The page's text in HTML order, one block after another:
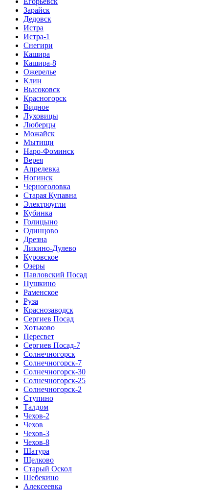
Зарайск
Дедовск
Истра
Истра-1
Снегири
Кашира
Кашира-8
Ожерелье
Клин
Высоковск
Красногорск
Видное
Луховицы
Люберцы
Можайск
Мытищи
Наро-Фоминск
Верея
Апрелевка
Ногинск
Черноголовка
Старая Купавна
Электроугли
Кубинка
Голицыно
Одинцово
Дрезна
Ликино-Дулево
Куровское
Озеры
Павловский Посад
Пушкино
Раменское
Руза
Краснозаводск
Сергиев Посад
Хотьково
Пересвет
Сергиев Посад-7
Солнечногорск
Солнечногорск-7
Солнечногорск-30
Солнечногорск-25
Солнечногорск-2
Ступино
Талдом
Чехов-2
Чехов
Чехов-3
Чехов-8
Шатура
Щелково
Старый Оскол
Шебекино
Алексеевка